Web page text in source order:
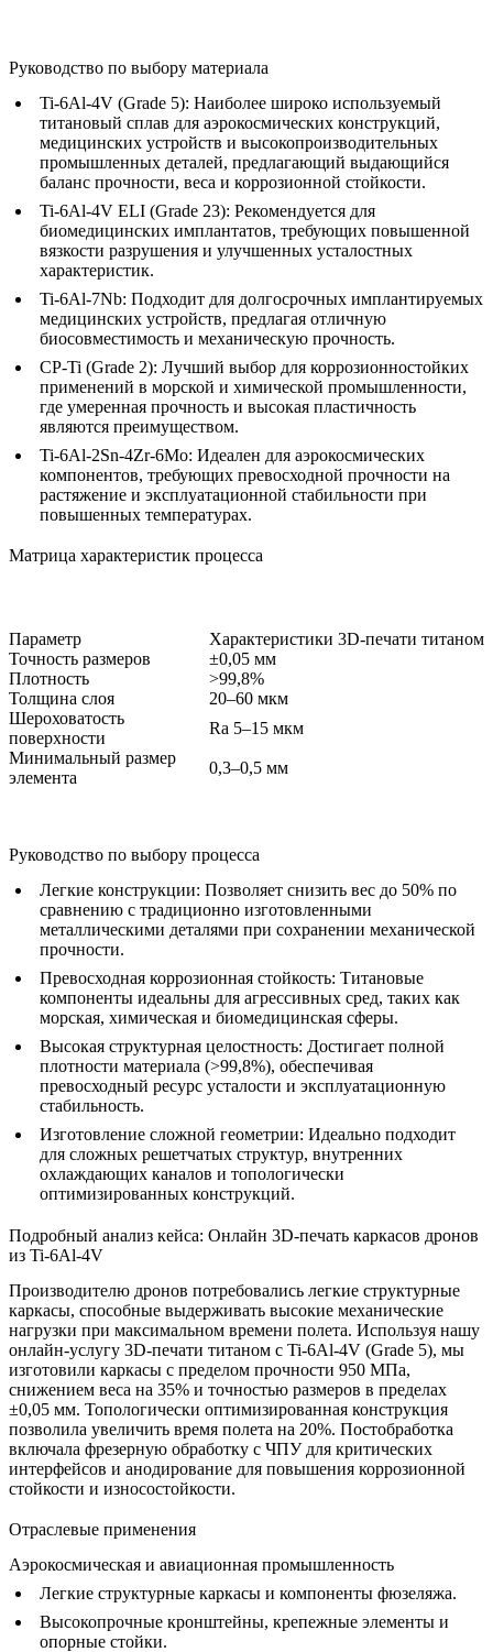
Руководство по выбору материала
Ti-6Al-4V (Grade 5): Наиболее широко используемый
титановый сплав для аэрокосмических конструкций,
медицинских устройств и высокопроизводительных
промышленных деталей, предлагающий выдающийся
баланс прочности, веса и коррозионной стойкости.
Ti-6Al-4V ELI (Grade 23): Рекомендуется для
биомедицинских имплантатов, требующих повышенной
вязкости разрушения и улучшенных усталостных
характеристик.
Ti-6Al-7Nb: Подходит для долгосрочных имплантируемых
медицинских устройств, предлагая отличную
биосовместимость и механическую прочность.
CP-Ti (Grade 2): Лучший выбор для коррозионностойких
применений в морской и химической промышленности,
где умеренная прочность и высокая пластичность
являются преимуществом.
Ti-6Al-2Sn-4Zr-6Mo: Идеален для аэрокосмических
компонентов, требующих превосходной прочности на
растяжение и эксплуатационной стабильности при
повышенных температурах.
Матрица характеристик процесса
Параметр
Характеристики 3D-печати титаном
Точность размеров
±0,05 мм
Плотность
>99,8%
Толщина слоя
20–60 мкм
Шероховатость
поверхности
Ra 5–15 мкм
Минимальный размер
элемента
0,3–0,5 мм
Руководство по выбору процесса
Легкие конструкции: Позволяет снизить вес до 50% по
сравнению с традиционно изготовленными
металлическими деталями при сохранении механической
прочности.
Превосходная коррозионная стойкость: Титановые
компоненты идеальны для агрессивных сред, таких как
морская, химическая и биомедицинская сферы.
Высокая структурная целостность: Достигает полной
плотности материала (>99,8%), обеспечивая
превосходный ресурс усталости и эксплуатационную
стабильность.
Изготовление сложной геометрии: Идеально подходит
для сложных решетчатых структур, внутренних
охлаждающих каналов и топологически
оптимизированных конструкций.
Подробный анализ кейса: Онлайн 3D-печать каркасов дронов
из Ti-6Al-4V
Производителю дронов потребовались легкие структурные
каркасы, способные выдерживать высокие механические
нагрузки при максимальном времени полета. Используя нашу
онлайн-услугу 3D-печати титаном с Ti-6Al-4V (Grade 5), мы
изготовили каркасы с пределом прочности 950 МПа,
снижением веса на 35% и точностью размеров в пределах
±0,05 мм. Топологически оптимизированная конструкция
позволила увеличить время полета на 20%. Постобработка
включала фрезерную обработку с ЧПУдля критических
интерфейсов и анодирование для повышения коррозионной
стойкости и износостойкости.
Отраслевые применения
Аэрокосмическая и авиационная промышленность
Легкие структурные каркасы и компоненты фюзеляжа.
Высокопрочные кронштейны, крепежные элементы и
опорные стойки.